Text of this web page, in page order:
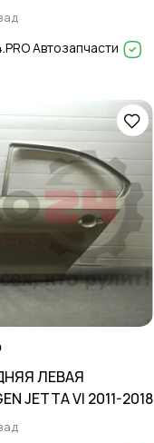
Автозапчасти
ЛЕВАЯ
JETTA VI 2011-2018